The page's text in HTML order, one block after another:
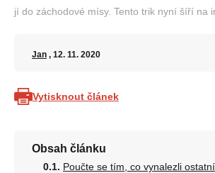
jí do záchodové mísy. Tento trik nyní šíří na
Jan , 12. 11. 2020
Vytisknout článek
Obsah článku
Poučte se tím, co vynalezli